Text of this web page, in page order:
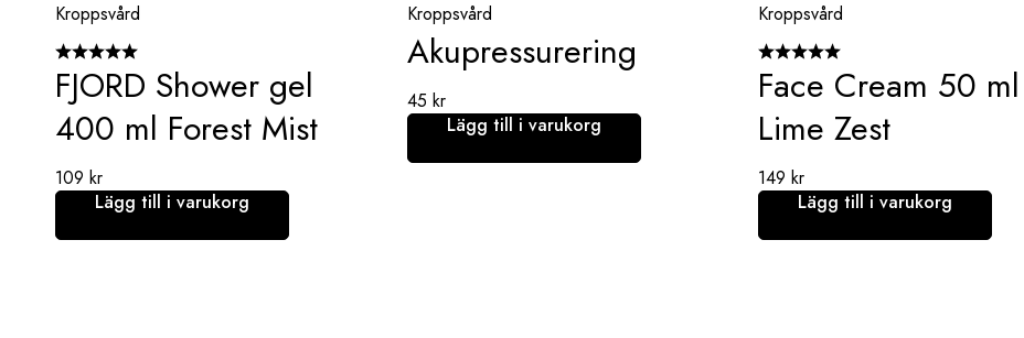
Kroppsvård
FJORD Shower gel
400 ml Forest Mist
109 kr
Lägg till i varukorg
Kroppsvård
Akupressurering
45 kr
Lägg till i varukorg
Kroppsvård
Face Cream 50 ml
Lime Zest
149 kr
Lägg till i varukorg